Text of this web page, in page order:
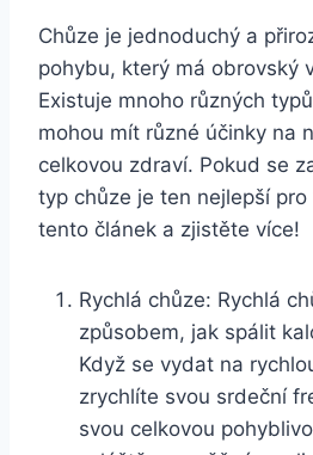
Chůze je jednoduchý a
pohybu, který má obrovský
Existuje mnoho různých
mohou mít různé účinky na
celkovou zdraví. Pokud se
typ chůze je ten nejlepší
tento článek a zjistěte více!
Rychlá chůze: Rychlá
způsobem, jak spálit
Když se vydat na
zrychlíte svou srdeční
svou celkovou